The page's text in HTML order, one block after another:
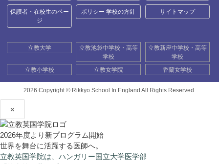
保護者・在校生のペー
ジ
ポリシー 学校の方針 サイトマップ
立教大学
立教池袋中学校・高等
学校
立教新座中学校・高等
学校
立教小学校
立教女学院 香蘭女学校
2026 Copyright © Rikkyo School In England All Rights Reserved.
×
2026年度より新プログラム開始
世界を舞台に活躍する医師へ。
立教英国学院は、ハンガリー国立大学医学部